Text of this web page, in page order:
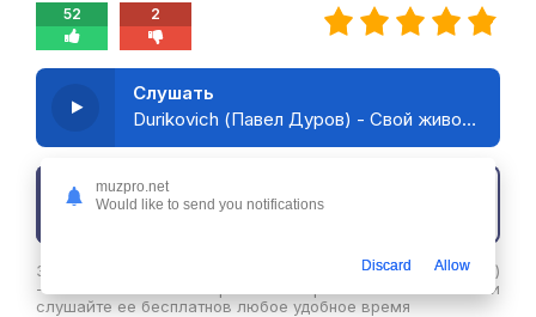
52 2
Слушать
Durikovich (Павел Дуров) - Свой живой интернет
Скачать трек
Здесь вы можете скачать песню Durikovich (Павел Дуров)
- Свой живой интернет в хорошем качестве или
слушайте ее бесплатнов любое удобное время
muzpro.net
Would like to send you notifications
Discard Allow